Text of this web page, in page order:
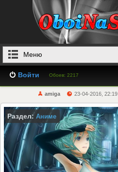
Меню
Войти Обоев: 2217
amiga 23-04-2016, 22:19
Раздел: Аниме